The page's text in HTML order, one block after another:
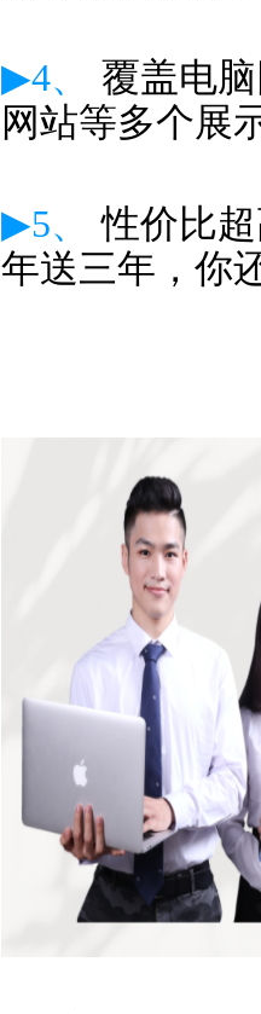
▶4、
覆盖电
网站等多个展
▶5、
性价比
年送三年，你